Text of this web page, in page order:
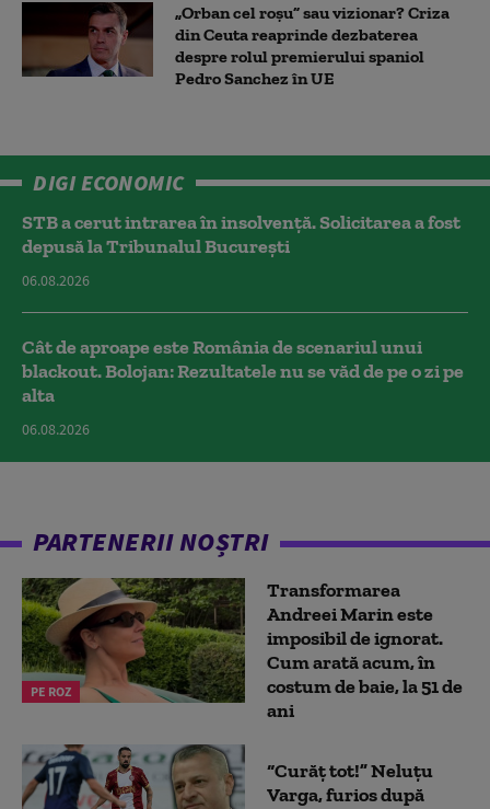
„Orban cel roșu” sau vizionar? Criza
din Ceuta reaprinde dezbaterea
despre rolul premierului spaniol
Pedro Sanchez în UE
DIGI ECONOMIC
STB a cerut intrarea în insolvență. Solicitarea a fost
depusă la Tribunalul București
06.08.2026
Cât de aproape este România de scenariul unui
blackout. Bolojan: Rezultatele nu se văd de pe o zi pe
alta
06.08.2026
PARTENERII NOȘTRI
PE ROZ
Transformarea
Andreei Marin este
imposibil de ignorat.
Cum arată acum, în
costum de baie, la 51 de
ani
“Curăț tot!” Neluțu
Varga, furios după